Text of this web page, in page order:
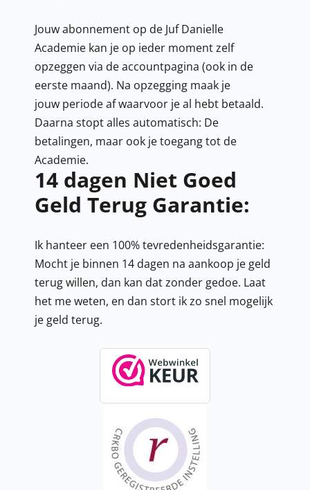
Jouw abonnement op de Juf Danielle
Academie kan je op ieder moment zelf
opzeggen via de accountpagina (ook in de
eerste maand). Na opzegging maak je
jouw periode af waarvoor je al hebt betaald.
Daarna stopt alles automatisch: De
betalingen, maar ook je toegang tot de
Academie.
14 dagen Niet Goed
Geld Terug Garantie:
Ik hanteer een 100% tevredenheidsgarantie:
Mocht je binnen 14 dagen na aankoop je geld
terug willen, dan kan dat zonder gedoe. Laat
het me weten, en dan stort ik zo snel mogelijk
je geld terug.